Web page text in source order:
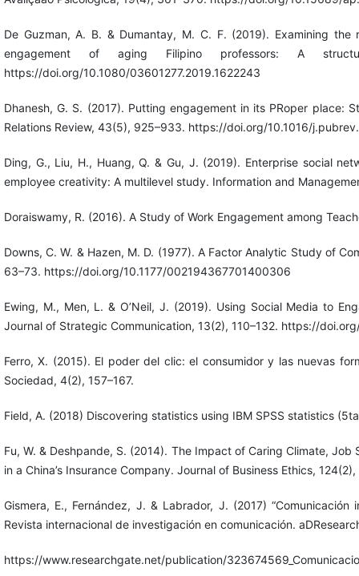
De Guzman, A. B. & Dumantay, M. C. F. (2019). Examining
engagement of aging Filipino professors: A
https://doi.org/10.1080/03601277.2019.1622243
Dhanesh, G. S. (2017). Putting engagement in its PRoper
Relations Review, 43(5), 925–933. https://doi.org/10.1016/
Ding, G., Liu, H., Huang, Q. & Gu, J. (2019). Enterprise social
employee creativity: A multilevel study. Information and
Doraiswamy, R. (2016). A Study of Work Engagement among
Downs, C. W. & Hazen, M. D. (1977). A Factor Analytic Study of
63–73. https://doi.org/10.1177/002194367701400306
Ewing, M., Men, L. & O’Neil, J. (2019). Using Social Media to
Journal of Strategic Communication, 13(2), 110–132. https://
Ferro, X. (2015). El poder del clic: el consumidor y las nuevas
Sociedad, 4(2), 157–167.
Field, A. (2018) Discovering statistics using IBM SPSS statistics
Fu, W. & Deshpande, S. (2014). The Impact of Caring Climate,
in a China’s Insurance Company. Journal of Business Ethics,
Gismera, E., Fernández, J. & Labrador, J. (2017)
Revista internacional de investigación en comunicación.
https://www.researchgate.net/publication/